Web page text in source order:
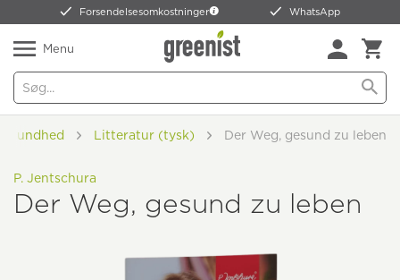
Forsendelsesomkostninger WhatsApp
Menu
Sundhed Litteratur (tysk) Der Weg, gesund zu leben
P. Jentschura
Der Weg, gesund zu leben